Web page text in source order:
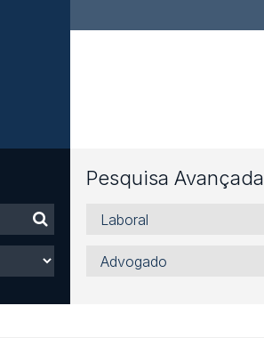
Pesquisa Avançada
Áreas,
Sectores
Serviços
Advogado